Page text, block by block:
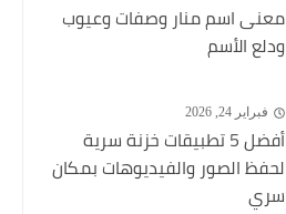
معنى اسم منار وصفات وعيوب
ودلع الأسم
فبراير 24, 2026
أفضل 5 تطبيقات خزنة سرية
لحفظ الصور والفيديوهات بمكان
سري